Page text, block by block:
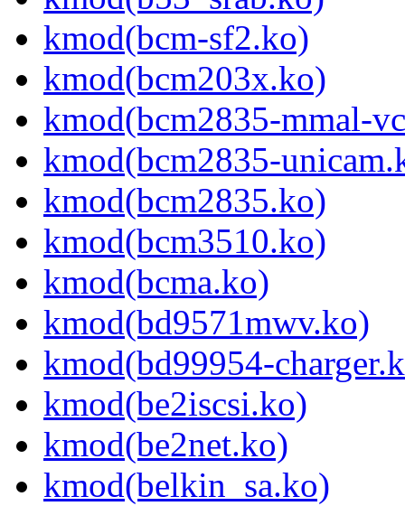
kmod(bcm-sf2.ko)
kmod(bcm203x.ko)
kmod(bcm2835-mmal-
kmod(bcm2835-
kmod(bcm2835.ko)
kmod(bcm3510.ko)
kmod(bcma.ko)
kmod(bd9571mwv.ko)
kmod(bd99954-
kmod(be2iscsi.ko)
kmod(be2net.ko)
kmod(belkin_sa.ko)